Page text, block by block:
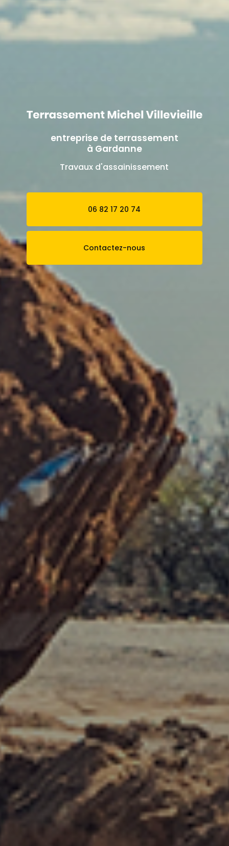
entreprise de terrassement
à Gardanne
Travaux d'assainissement
06 82 17 20 74
Contactez-nous